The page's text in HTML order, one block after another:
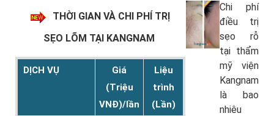
THỜI GIAN VÀ CHI PHÍ TRỊ
SẸO LÕM TẠI KANGNAM
DỊCH VỤ
Giá
(Triệu
VNĐ)/lần
Liệu
trình
(Lần)
Chi phí
điều trị
sẹo rỗ
tại thẩm
mỹ viện
Kangnam
là bao
nhiêu